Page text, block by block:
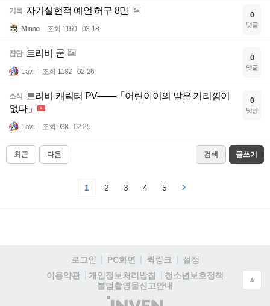
기록 자기실현적 예언 허구 8만
Minno 조회 1160 03-18
0
댓글
잡담 트리비 굳
Lavii 조회 1182 02-26
0
댓글
소식
트리비 캐릭터 PV——「어린아이의 말은 거리낌이
없다」
Lavii 조회 938 02-25
0
댓글
최근 다음 검색 글쓰기
1 2 3 4 5
로그인 PC화면 퀵링크
설정
이용약관
개인정보처리방침
청소년보호정책
불법촬영물신고안내
(주)
▲